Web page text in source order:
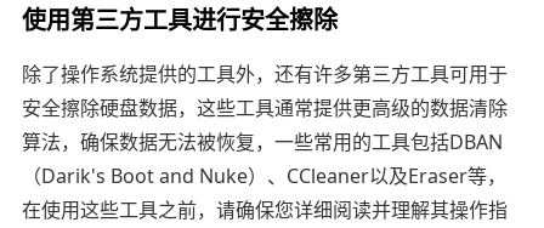
使用第三方工具进行安全擦除
除了操作系统提供的工具外，还有许多第三方工具可用于
安全擦除硬盘数据，这些工具通常提供更高级的数据清除
算法，确保数据无法被恢复，一些常用的工具包括DBAN
（Darik's Boot and Nuke）、CCleaner以及Eraser等，
在使用这些工具之前，请确保您详细阅读并理解其操作指